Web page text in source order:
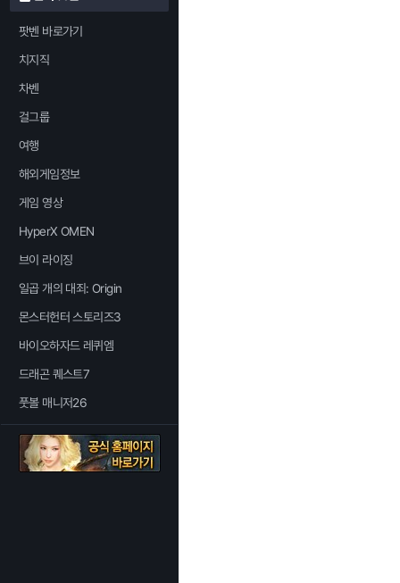
팟벤 바로가기
치지직
차벤
걸그룹
여행
해외게임정보
게임 영상
HyperX OMEN
브이 라이징
일곱 개의 대죄: Origin
몬스터헌터 스토리즈3
바이오하자드 레퀴엠
드래곤 퀘스트7
풋볼 매니저26